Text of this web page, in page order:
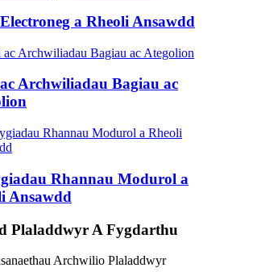
a Rheoli Ansawdd
Archwiliadau Bagiau ac
Rhannau Modurol a
Ansawdd
Plaladdwyr A Fygdarthu